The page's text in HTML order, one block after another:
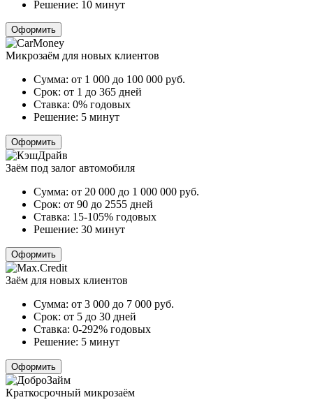
Решение: 10 минут
Оформить
Микрозаём для новых клиентов
Сумма: от 1 000 до 100 000 руб.
Срок: от 1 до 365 дней
Ставка: 0% годовых
Решение: 5 минут
Оформить
Заём под залог автомобиля
Сумма: от 20 000 до 1 000 000 руб.
Срок: от 90 до 2555 дней
Ставка: 15-105% годовых
Решение: 30 минут
Оформить
Заём для новых клиентов
Сумма: от 3 000 до 7 000 руб.
Срок: от 5 до 30 дней
Ставка: 0-292% годовых
Решение: 5 минут
Оформить
Краткосрочный микрозаём